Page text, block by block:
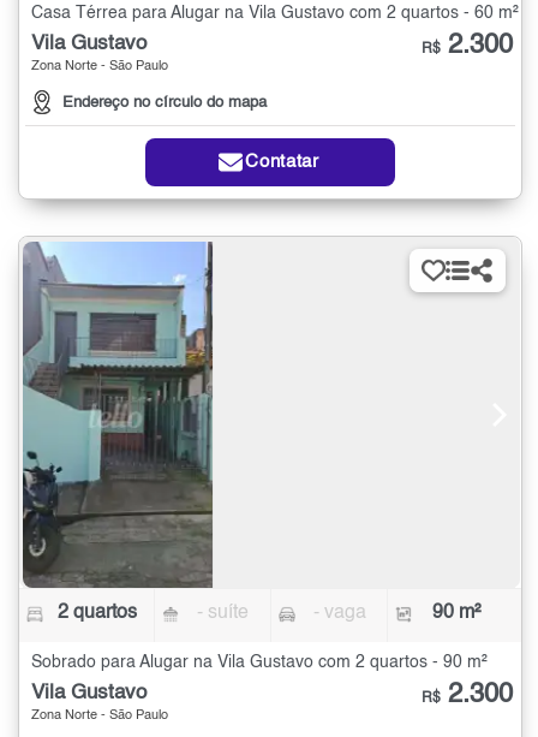
Casa Térrea para Alugar na Vila Gustavo com 2 quartos - 60 m²
Vila Gustavo
Zona Norte - São Paulo
Endereço no círculo do mapa
R$ 2.300
Contatar
2 quartos - suíte - vaga 90 m²
Sobrado para Alugar na Vila Gustavo com 2 quartos - 90 m²
Vila Gustavo
Zona Norte - São Paulo
R$ 2.300